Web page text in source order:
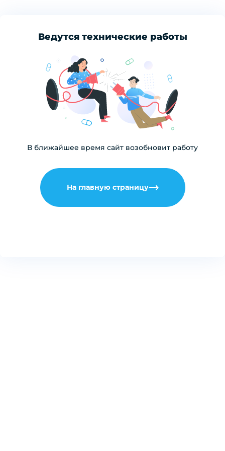
Ведутся технические работы
В ближайшее время сайт возобновит работу
На главную страницу